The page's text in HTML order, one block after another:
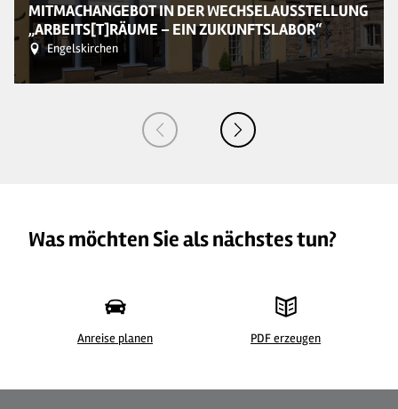
MITMACHANGEBOT IN DER WECHSELAUSSTELLUNG
„ARBEITS[T]RÄUME – EIN ZUKUNFTSLABOR“
Engelskirchen
Was möchten Sie als nächstes tun?
Anreise planen PDF erzeugen